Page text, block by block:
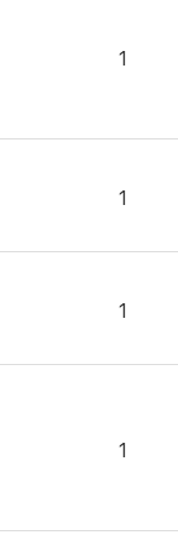
1
1
1
1